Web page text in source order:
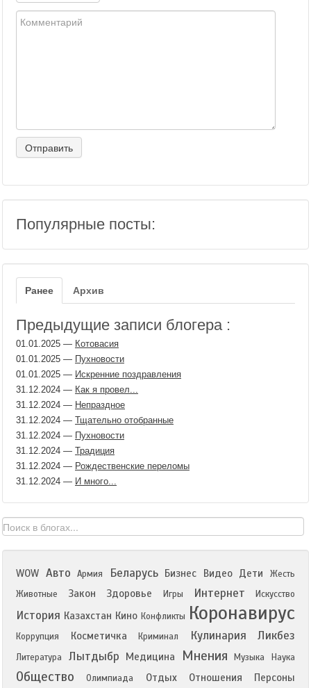
Популярные посты:
Ранее Архив
Предыдущие записи блогера :
01.01.2025 — Котовасия
01.01.2025 — Пухновости
01.01.2025 — Искренние поздравления
31.12.2024 — Как я провел...
31.12.2024 — Непраздное
31.12.2024 — Тщательно отобранные
31.12.2024 — Пухновости
31.12.2024 — Традиция
31.12.2024 — Рождественские переломы
31.12.2024 — И много...
WOW Авто Армия Беларусь Бизнес Видео Дети
Жесть
Животные
Закон Здоровье Игры Интернет Искусство
История Казахстан Кино Конфликты Коронавирус
Коррупция Косметичка Криминал Кулинария Ликбез
Литература Лытдыбр Медицина Мнения Музыка Наука
Общество Олимпиада Отдых Отношения Персоны